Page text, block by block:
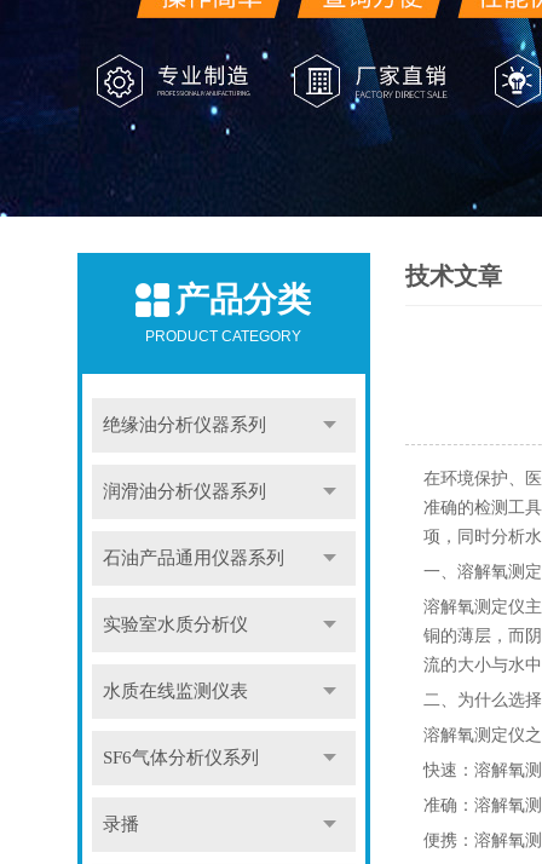
产品分类
PRODUCT CATEGORY
绝缘油分析仪器系列
润滑油分析仪器系列
石油产品通用仪器系列
实验室水质分析仪
水质在线监测仪表
SF6气体分析仪系列
录播
技术文章
在环境保护、
准确的检测工
项，同时分析
一、溶解氧测
溶解氧测定仪
铜的薄层，而
流的大小与水
二、为什么选
溶解氧测定仪
快速：溶解氧
准确：溶解氧
便携：溶解氧